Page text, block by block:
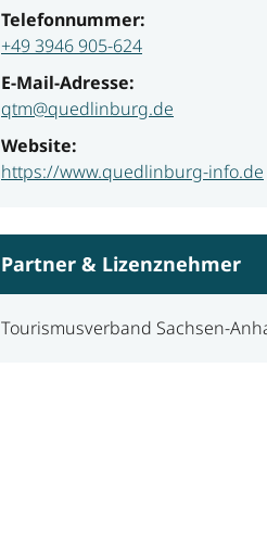
Telefonnummer:
+49 3946 905-624
E-Mail-Adresse:
qtm@quedlinburg.de
Website:
https://www.quedlinburg-info.de
Partner & Lizenznehmer
Tourismusverband Sachsen-